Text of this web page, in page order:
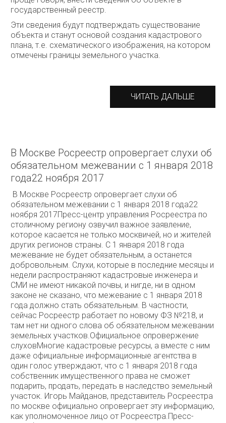
государственный реестр.
Эти сведения будут подтверждать существование
объекта и станут основой создания кадастрового
плана, т.е. схематического изображения, на котором
отмечены границы земельного участка.
ЧИТАТЬ ДАЛЬШЕ
В Москве Росреестр опровергает слухи об
обязательном межевании с 1 января 2018
года22 ноября 2017
В Москве Росреестр опровергает слухи об
обязательном межевании с 1 января 2018 года22
ноября 2017Пресс-центр управления Росреестра по
столичному региону озвучил важное заявление,
которое касается не только москвичей, но и жителей
других регионов страны. С 1 января 2018 года
межевание не будет обязательным, а останется
добровольным. Слухи, которые в последние месяцы и
недели распространяют кадастровые инженера и
СМИ не имеют никакой почвы, и нигде, ни в одном
законе не сказано, что межевание с 1 января 2018
года должно стать обязательным. В частности,
сейчас Росреестр работает по новому ФЗ №218, и
там нет ни одного слова об обязательном межевании
земельных участков.Официальное опровержение
слуховМногие кадастровые ресурсы, а вместе с ним
даже официальные информационные агентства в
один голос утверждают, что с 1 января 2018 года
собственник имущественного права не сможет
подарить, продать, передать в наследство земельный
участок. Игорь Майданов, представитель Росреестра
по москве официально опровергает эту информацию,
как уполномоченное лицо от Росреестра.Пресс-